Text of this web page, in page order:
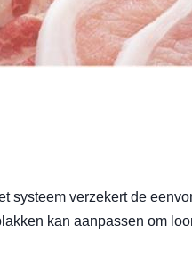
systeem verzekert de
kan aanpassen om